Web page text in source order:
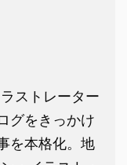
ストレーター
グをきっかけ
を本格化。地